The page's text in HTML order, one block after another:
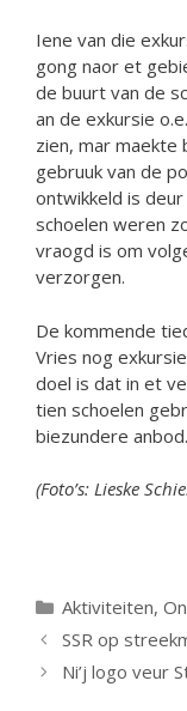
Iene van die
gong naor et
de buurt van de
an de exkursie
zien, mar maekte
gebruuk van de
ontwikkeld is deur
schoelen weren
vraogd is om
verzorgen.
De kommende
Vries nog
doel is dat in et
tien schoelen
biezundere anbod.
(Foto’s: Lieske
Categorieën
Aktiviteiten,
SSR op
Ni’j logo veur